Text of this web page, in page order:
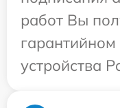
работ Вы
устройства